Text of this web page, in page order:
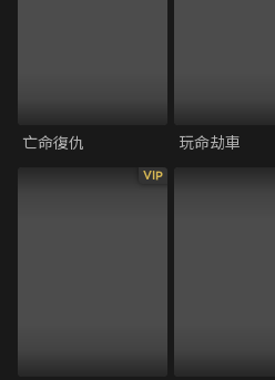
亡命復仇 玩命劫車
VIP